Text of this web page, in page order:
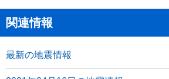
関連情報
最新の地震情報